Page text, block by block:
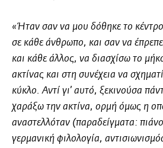
«Ήταν σαν να μου δόθηκε το
σε κάθε άνθρωπο, και σαν να
και κάθε άλλος, να διασχίσω το
ακτίνας και στη συνέχεια να
κύκλο. Αντί γι’ αυτό, ξεκινούσα
χαράξω την ακτίνα, ορμή όμως η
αναστελλόταν (παραδείγματα:
γερμανική φιλολογία,